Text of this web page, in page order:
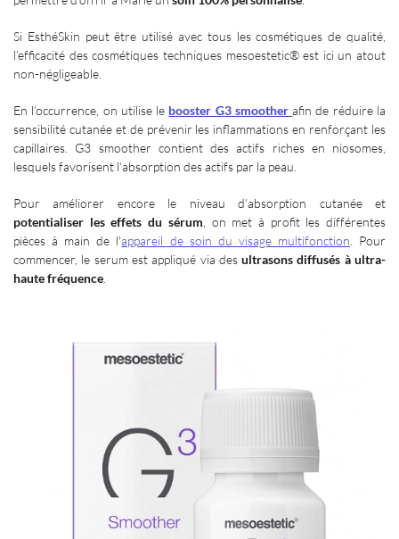
Si EsthéSkin peut être utilisé avec tous les cosmétiques de qualité,
l’efficacité des cosmétiques techniques mesoestetic® est ici un atout
non-négligeable.
En l’occurrence, on utilise le booster G3 smootherafin de réduire la
sensibilité cutanée et de prévenir les inflammations en renforçant les
capillaires. G3 smoother contient des actifs riches en niosomes,
lesquels favorisent l’absorption des actifs par la peau.
Pour améliorer encore le niveau d’absorption cutanée et
potentialiser les effets du sérum , on met à profit les différentes
pièces à main de l'appareil de soin du visage multifonction . Pour
commencer, le serum est appliqué via desultrasons diffusés à ultra-
haute fréquence